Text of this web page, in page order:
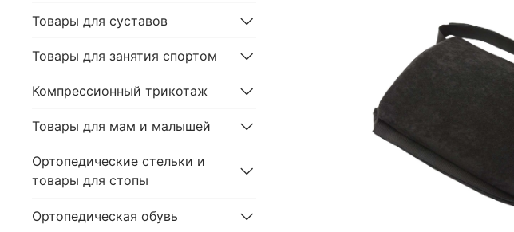
Товары для суставов
Товары для занятия спортом
Компрессионный трикотаж
Товары для мам и малышей
Ортопедические стельки и
товары для стопы
Ортопедическая обувь